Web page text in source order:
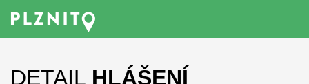
DETAIL HLÁŠENÍ